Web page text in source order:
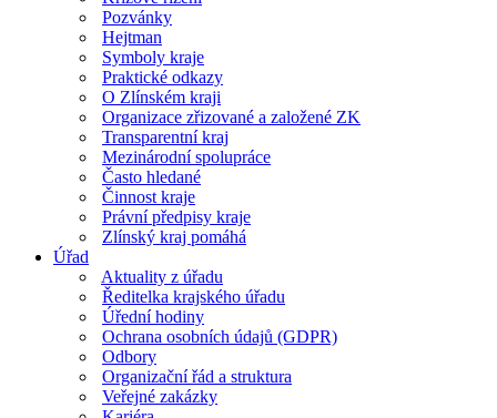
Pozvánky
Hejtman
Symboly kraje
Praktické odkazy
O Zlínském kraji
Organizace zřizované a založené ZK
Transparentní kraj
Mezinárodní spolupráce
Často hledané
Činnost kraje
Právní předpisy kraje
Zlínský kraj pomáhá
Úřad
Aktuality z úřadu
Ředitelka krajského úřadu
Úřední hodiny
Ochrana osobních údajů (GDPR)
Odbory
Organizační řád a struktura
Veřejné zakázky